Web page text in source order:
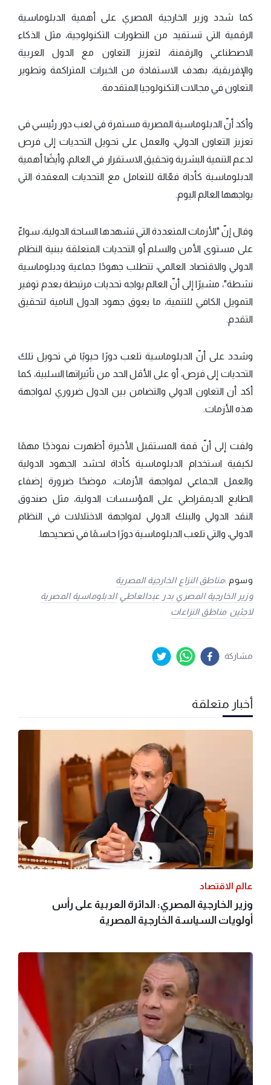
كما شدد وزير الخارجية المصري على أهمية الدبلوماسية
الرقمية التي تستفيد من التطورات التكنولوجية، مثل الذكاء
الاصطناعي والرقمنة، لتعزيز التعاون مع الدول العربية
والإفريقية، بهدف الاستفادة من الخبرات المتراكمة وتطوير
التعاون في مجالات التكنولوجيا المتقدمة.
وأكد أنّ الدبلوماسية المصرية مستمرة في لعب دور رئيسي في
تعزيز التعاون الدولي، والعمل على تحويل التحديات إلى فرص
لدعم التنمية البشرية وتحقيق الاستقرار في العالم، وأيضًا أهمية
الدبلوماسية كأداة فعّالة للتعامل مع التحديات المعقدة التي
يواجهها العالم اليوم.
وقال إنّ "الأزمات المتعددة التي تشهدها الساحة الدولية، سواءّ
على مستوى الأمن والسلم أو التحديات المتعلقة ببنية النظام
الدولي والاقتصاد العالمي، تتطلب جهودًا جماعية ودبلوماسية
نشطة"، مشيرًا إلى أنّ العالم يواجه تحديات مرتبطة بعدم توفير
التمويل الكافي للتنمية، ما يعوق جهود الدول النامية لتحقيق
التقدم.
وشدد على أنّ الدبلوماسية تلعب دورًا حيويًا في تحويل تلك
التحديات إلى فرص، أو على الأقل الحد من تأثيراتها السلبية، كما
أكد أن التعاون الدولي والتضامن بين الدول ضروري لمواجهة
هذه الأزمات.
ولفت إلى أنّ قمة المستقبل الأخيرة أظهرت نموذجًا مهمًا
لكيفية استخدام الدبلوماسية كأداة لحشد الجهود الدولية
والعمل الجماعي لمواجهة الأزمات، موضحًا ضرورة إضفاء
الطابع الديمقراطي على المؤسسات الدولية، مثل صندوق
النقد الدولي والبنك الدولي لمواجهة الاختلالات في النظام
الدولي، والتي تلعب الدبلوماسية دورًا حاسمًا في تصحيحها.
وسوم :مناطق النزاع الخارجية المصرية
وزير الخارجية المصري بدر عبدالعاطي الدبلوماسية المصرية
لاجئين مناطق النزاعات
مشاركة
أخبار متعلقة
عالم الاقتصاد
وزير الخارجية المصري: الدائرة العربية على رأس
أولويات السياسة الخارجية المصرية